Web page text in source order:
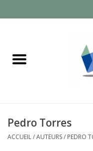
Pedro Torres
ACCUEIL/AUTEURS/ PEDRO